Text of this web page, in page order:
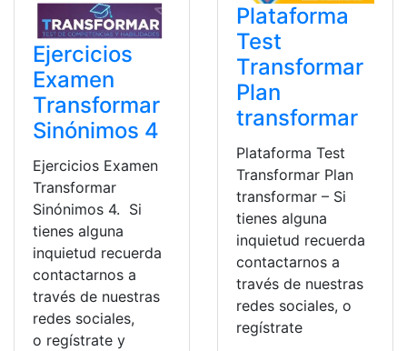
Ejercicios
Examen
Transformar
Sinónimos 4
Ejercicios Examen
Transformar
Sinónimos 4. Si
tienes alguna
inquietud recuerda
contactarnos a
través de nuestras
redes sociales,
o regístrate y
Plataforma
Test
Transformar
Plan
transformar
Plataforma Test
Transformar Plan
transformar – Si
tienes alguna
inquietud recuerda
contactarnos a
través de nuestras
redes sociales, o
regístrate